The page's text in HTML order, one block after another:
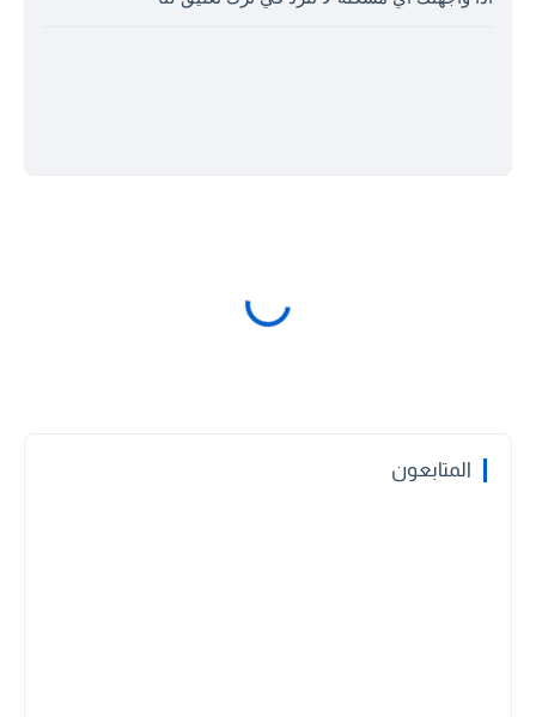
المتابعون